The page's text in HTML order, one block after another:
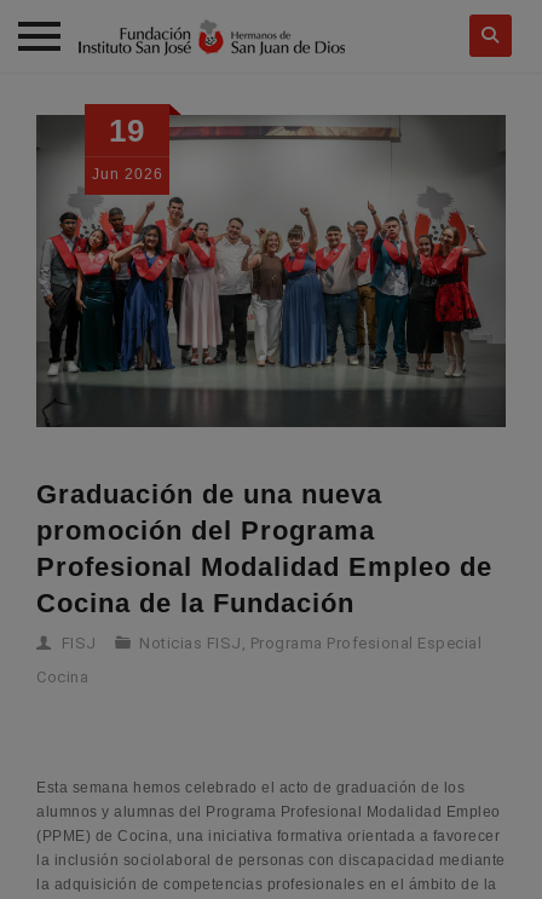
19
Jun 2026
Graduación de una nueva
promoción del Programa
Profesional Modalidad Empleo de
Cocina de la Fundación
FISJ Noticias FISJ , Programa Profesional Especial
Cocina
Esta semana hemos celebrado el acto de graduación de los
alumnos y alumnas del Programa Profesional Modalidad Empleo
(PPME) de Cocina, una iniciativa formativa orientada a favorecer
la inclusión sociolaboral de personas con discapacidad mediante
la adquisición de competencias profesionales en el ámbito de la